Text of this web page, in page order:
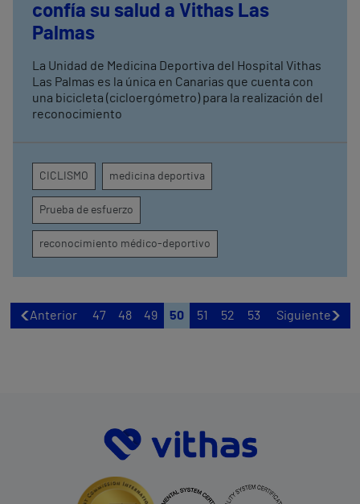
confía su salud a Vithas Las
Palmas
La Unidad de Medicina Deportiva del Hospital Vithas
Las Palmas es la única en Canarias que cuenta con
una bicicleta (cicloergómetro) para la realización del
reconocimiento
CICLISMO medicina deportiva
Prueba de esfuerzo
reconocimiento médico-deportivo
Anterior 47 48 49 50 51 52 53 Siguiente